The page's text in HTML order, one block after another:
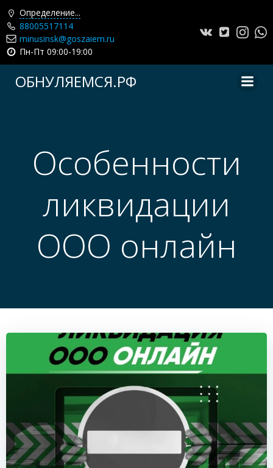
Определение...
88005517114
minusinsk@goszaiem.ru
Пн-Пт 09:00-19:00
ОБНУЛЯЕМСЯ.РФ
Особенности
ликвидации
ООО онлайн